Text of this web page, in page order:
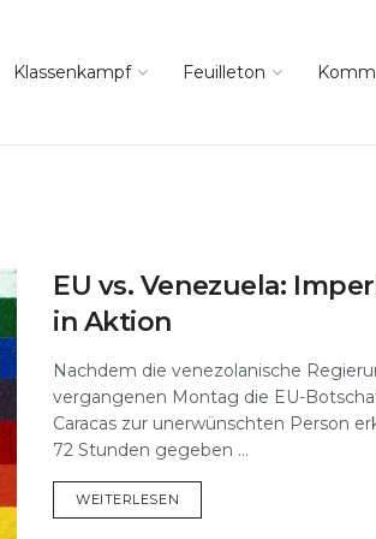
Klassenkampf Feuilleton
EU vs. Venezuela:
in Aktion
Nachdem die venezolanische
vergangenen Montag die EU-
Caracas zur unerwünschten Person
72 Stunden gegeben ...
WEITERLESEN